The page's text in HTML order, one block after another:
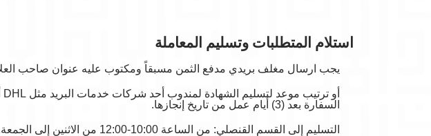
استلام المتطلبات وتسليم المعاملة
يجب ارسال مغلف بريدي مدفع الثمن مسبقاً ومكتوب عليه عنوان صاحب
السفارة بعد (3) أيام عمل من تاريخ إنجازها.
التسليم إلى القسم القنصلي: من الساعة 10:00-12:00 من الاثنين إلى الجمعة.